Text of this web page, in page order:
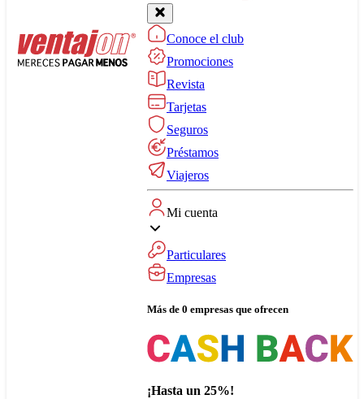
Conoce el club
Promociones
Revista
Tarjetas
Seguros
Préstamos
Viajeros
Mi cuenta
Particulares
Empresas
Más de 0 empresas que ofrecen
¡Hasta un 25%!